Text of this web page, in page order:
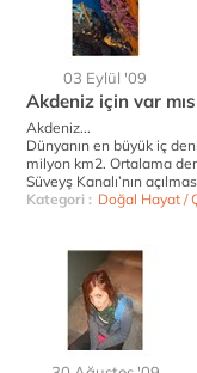
03 Eylül '09
Akdeniz için var
Akdeniz...
Dünyanın en büyük iç
milyon km2. Ortalama
Süveyş Kanalı’nın
Kategori : Doğal Hayat /